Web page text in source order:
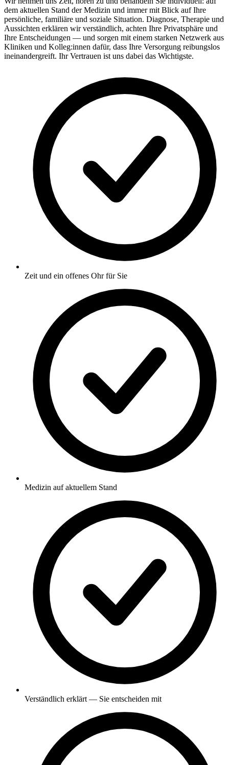
dem aktuellen Stand der Medizin und immer mit Blick auf Ihre
persönliche, familiäre und soziale Situation. Diagnose, Therapie und
Aussichten erklären wir verständlich, achten Ihre Privatsphäre und
Ihre Entscheidungen — und sorgen mit einem starken Netzwerk aus
Kliniken und Kolleg:innen dafür, dass Ihre Versorgung reibungslos
ineinandergreift. Ihr Vertrauen ist uns dabei das Wichtigste.
Zeit und ein offenes Ohr für Sie
Medizin auf aktuellem Stand
Verständlich erklärt — Sie entscheiden mit